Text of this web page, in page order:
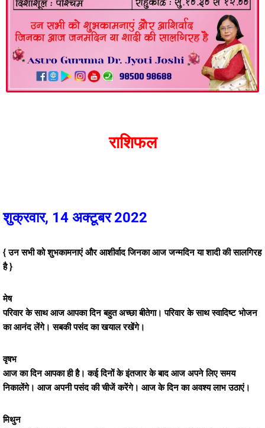
राशिफल
शुक्रवार, 14 अक्टूबर 2022
{ उन सभी को शुभकामनाएं और आशीर्वाद जिनका आज जन्मदिन या शादी की सालगिरह
है }
मेष
परिवार के साथ आज आपका दिन बहुत अच्छा बीतेगा। परिवार के साथ स्वादिष्ट भोजन
का आनंद लेंगे। सबकी पसंद का खयाल रखेंगे।
वृषभ
आज का दिन आपका ही है। कई दिनों के इंतजार के बाद आज अपने लिए समय
निकालेंगे। आज अपनी पसंद की चीजें करेंगे। आज के दिन का अवश्य लाभ उठाएं।
मिथुन